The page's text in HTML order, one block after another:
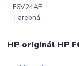
HP originál HP